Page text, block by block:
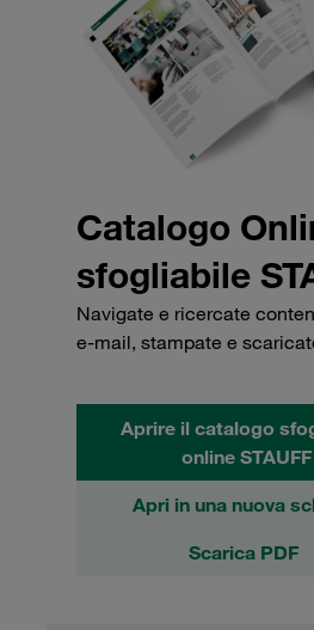
Catalogo
sfogliabile
Navigate e ricercate
e-mail, stampate e
Aprire il catalogo
online STAUFF
Apri in una nuova
Scarica PDF